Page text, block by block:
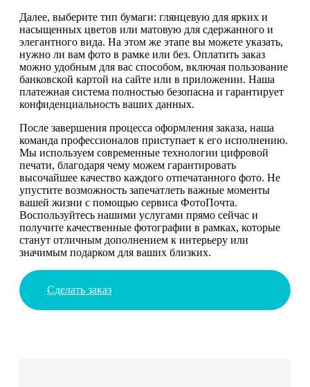
Далее, выберите тип бумаги: глянцевую для ярких и
насыщенных цветов или матовую для сдержанного и
элегантного вида. На этом же этапе вы можете указать,
нужно ли вам фото в рамке или без. Оплатить заказ
можно удобным для вас способом, включая пользование
банковской картой на сайте или в приложении. Наша
платежная система полностью безопасна и гарантирует
конфиденциальность ваших данных.
После завершения процесса оформления заказа, наша
команда профессионалов приступает к его исполнению.
Мы используем современные технологии цифровой
печати, благодаря чему можем гарантировать
высочайшее качество каждого отпечатанного фото. Не
упустите возможность запечатлеть важные моменты
вашей жизни с помощью сервиса ФотоПочта.
Воспользуйтесь нашими услугами прямо сейчас и
получите качественные фотографии в рамках, которые
станут отличным дополнением к интерьеру или
значимым подарком для ваших близких.
Сделать заказ